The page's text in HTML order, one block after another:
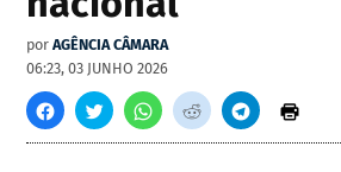
por AGÊNCIA CÂMARA
06:23, 03 JUNHO 2026